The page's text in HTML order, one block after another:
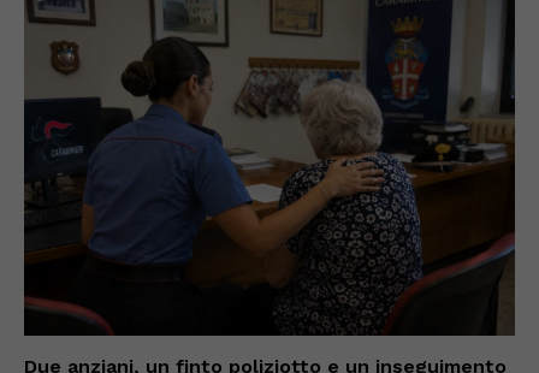
Due anziani, un finto poliziotto e un inseguimento